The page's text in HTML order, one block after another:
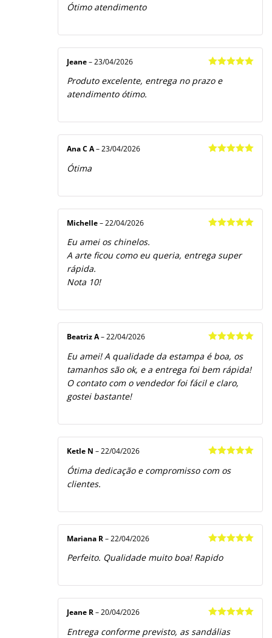
Ótimo atendimento
de 5
Jeane – 23/04/2026
Produto excelente, entrega no prazo e
atendimento ótimo.
Ana C A– 23/04/2026
Ótima
Michelle – 22/04/2026
Eu amei os chinelos.
A arte ficou como eu queria, entrega super
rápida.
Nota 10!
de 5
Beatriz A– 22/04/2026
Eu amei! A qualidade da estampa é boa, os
tamanhos são ok, e a entrega foi bem rápida!
O contato com o vendedor foi fácil e claro,
gostei bastante!
de 5
Ketle N – 22/04/2026
Ótima dedicação e compromisso com os
clientes.
de 5
Mariana R – 22/04/2026
Perfeito. Qualidade muito boa! Rapido
de 5
Jeane R – 20/04/2026
Entrega conforme previsto, as sandálias